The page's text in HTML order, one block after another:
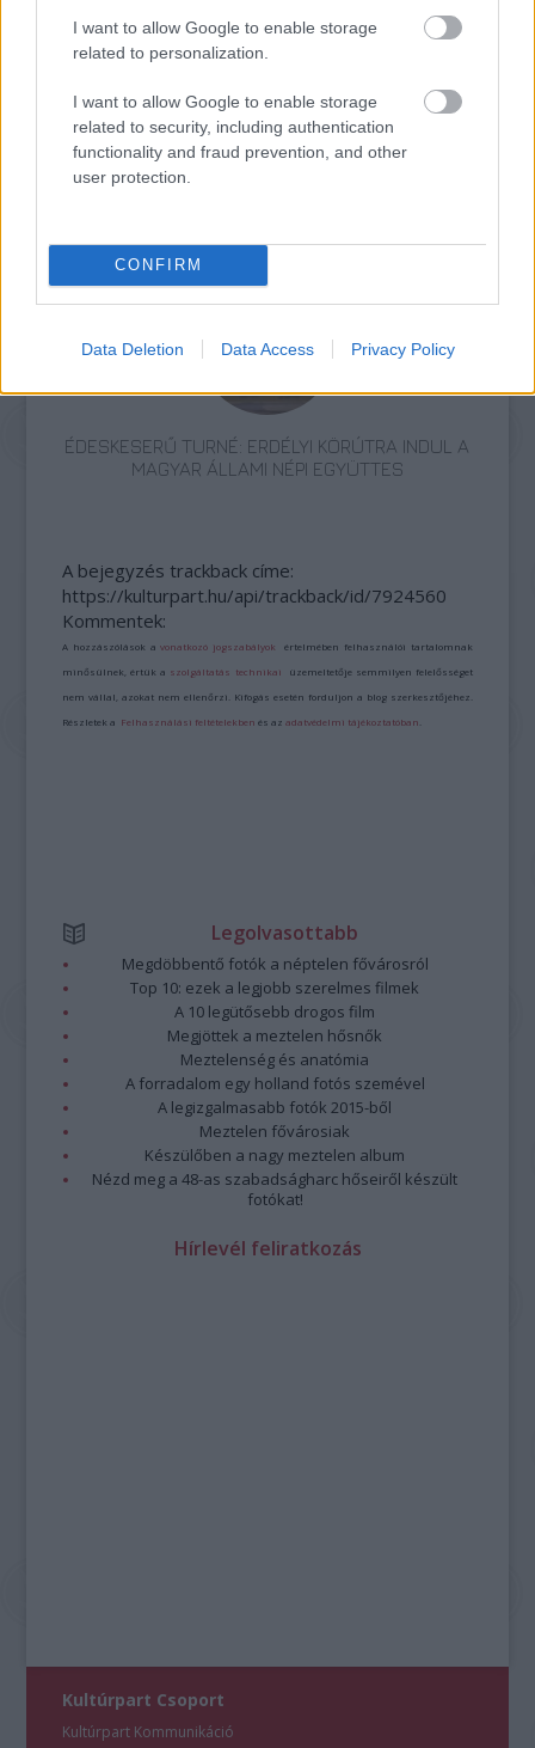
I want to allow Google to enable storage
related to personalization.
I want to allow Google to enable storage
related to security, including authentication
functionality and fraud prevention, and other
user protection.
CONFIRM
Data Deletion Data Access Privacy Policy
ÉDESKESERŰ TURNÉ: ERDÉLYI KÖRÚTRA INDUL A
MAGYAR ÁLLAMI NÉPI EGYÜTTES
A bejegyzés trackback címe:
https://kulturpart.hu/api/trackback/id/7924560
Kommentek:
A hozzászólások avonatkozó jogszabályok értelmében felhasználói tartalomnak
minősülnek, értük a szolgáltatás technikai üzemeltetője semmilyen felelősséget
nem vállal, azokat nem ellenőrzi. Kifogás esetén forduljon a blog szerkesztőjéhez.
Részletek a Felhasználási feltételekben és azadatvédelmi tájékoztatóban
Legolvasottabb
Megdöbbentő fotók a néptelen fővárosról
Top 10: ezek a legjobb szerelmes filmek
A 10 legütősebb drogos film
Megjöttek a meztelen hősnők
Meztelenség és anatómia
A forradalom egy holland fotós szemével
A legizgalmasabb fotók 2015-ből
Meztelen fővárosiak
Készülőben a nagy meztelen album
Nézd meg a 48-as szabadságharc hőseiről készült
fotókat!
Hírlevél feliratkozás
Kultúrpart Csoport
Kultúrpart Kommunikáció